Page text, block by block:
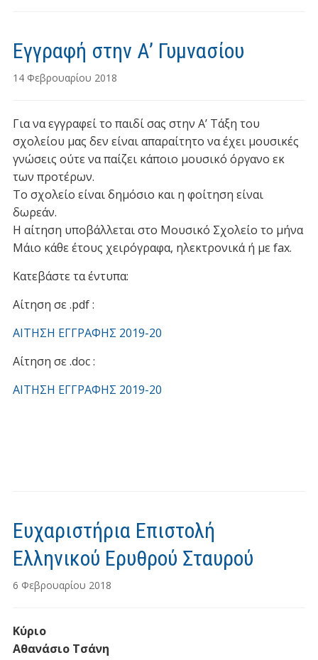
Εγγραφή στην Α’ Γυμνασίου
14 Φεβρουαρίου 2018
Για να εγγραφεί το παιδί σας στην Α’ Τάξη του
σχολείου μας δεν είναι απαραίτητο να έχει μουσικές
γνώσεις ούτε να παίζει κάποιο μουσικό όργανο εκ
των προτέρων.
Το σχολείο είναι δημόσιο και η φοίτηση είναι
δωρεάν.
Η αίτηση υποβάλλεται στο Μουσικό Σχολείο το μήνα
Μάιο κάθε έτους χειρόγραφα, ηλεκτρονικά ή με fax.
Κατεβάστε τα έντυπα:
Αίτηση σε .pdf :
ΑΙΤΗΣΗ ΕΓΓΡΑΦΗΣ 2019-20
Αίτηση σε .doc :
ΑΙΤΗΣΗ ΕΓΓΡΑΦΗΣ 2019-20
Ευχαριστήρια Επιστολή
Ελληνικού Ερυθρού Σταυρού
6 Φεβρουαρίου 2018
Κύριο
Αθανάσιο Τσάνη